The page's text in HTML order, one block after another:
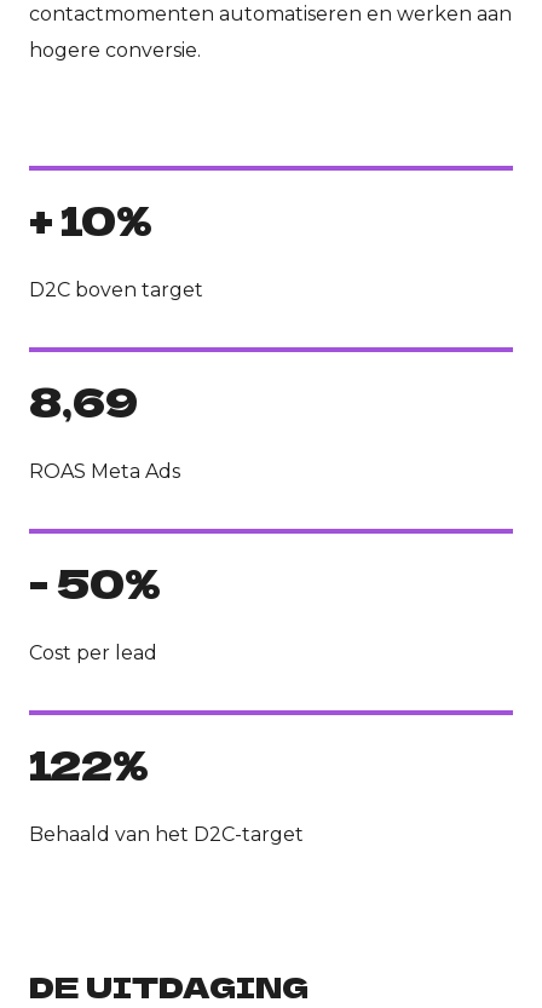
contactmomenten automatiseren en werken aan
hogere conversie.
+ 10%
D2C boven target
8,69
ROAS Meta Ads
- 50%
Cost per lead
122%
Behaald van het D2C-target
DE UITDAGING